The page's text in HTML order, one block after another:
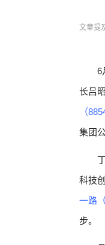
文章提
6
长吕
（
集团
科技
一路
步。